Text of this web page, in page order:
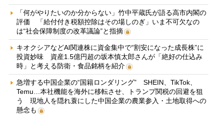
「何がやりたいのか分からない」竹中平蔵氏が語る高市内閣の
評価 「給付付き税額控除はその場しのぎ」いま不可欠なの
は“社会保障制度の改革議論”と指摘
キオクシアなどAI関連株に資金集中で“割安になった成長株”に
投資妙味 資産1.5億円超の坂本慎太郎さんが「絶好の仕込み
時」と考える防衛・食品銘柄を紹介
急増する中国企業の“国籍ロンダリング” SHEIN、TikTok、
Temu…本社機能を海外に移転させ、トランプ関税の回避を狙
う 現地人を隠れ蓑にした中国企業の農業参入・土地取得への
懸念も